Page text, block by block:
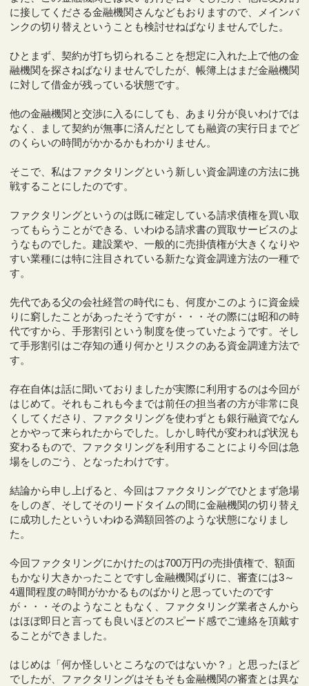
に接してくださる金融機関さんなどもおりますので、メインバ
ンクの切り替えということも検討せねばなりませんでした。
ひとまず、契約が打ち切られることを想定に入れた上で他の金
融機関を探さねばなりませんでしたが、帳簿上はまだ金融機関
に対して借金が残っている状態です。
他の金融機関と交渉に入るにしても、あまり分が良いわけでは
なく、まして契約が無事に済んだとしても融資の実行日までど
のくらいの時間がかかるかもわかりません。
そこで、私はファクタリングという新しい資金調達の方法に挑
戦することにしたのです。
ファクタリングというのは既に確定している請求債権を買い取
ってもらうことができる、いわゆる請求書の買取サービスのよ
うなものでした。建設業や、一般的に売掛債権が大きくなりや
すい業種には特に注目されている新たな資金調達方法の一種で
す。
先代である父の会社経営の時代にも、何度かこのように資金繰
りに窮したことがあったそうですが・・・その際には昭和の時
代ですから、手形割引という制度を使っていたようです。そし
て手形割引はご存知の通り何かとリスクのある資金調達方法で
す。
存在自体は話に聞いておりましたが実際に利用するのは今回が
はじめて。それもこれも今までは前任の担当者の方が非常に良
くしてくださり、ファクタリングを使わずとも銀行融資でなん
とかやって来られたからでした。しかし時代が変われば状況も
変わるもので、ファクタリングを利用することにより今回は急
場をしのごう、となったわけです。
結論から申し上げると、今回はファクタリングでひとまず急場
をしのぎ、そしてそのリードタイムの間に金融機関の切り替え
に成功したといういわゆる満額回答のような状態になりまし
た。
今回ファクタリングにかけたのは700万円の売掛債権で、額面
もかなり大きかったことですし金融機関ばりに、審査には3～
4週間程度の時間がかかるものばかりと思っていたのです
が・・・そのようなこともなく、ファクタリング業者さんから
はほぼ即日と言っても良いほどのスピード感でご連絡を頂戴す
ることができました。
はじめは「何か怪しいところなのではないか？」と思ったほど
でしたが、ファクタリングはそもそも金融機関の審査とは異な